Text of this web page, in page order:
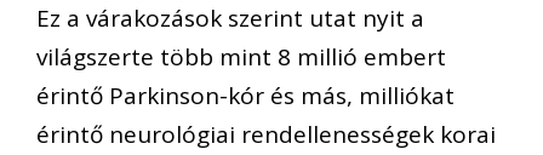
Ez a várakozások szerint utat nyit a
világszerte több mint 8 millió embert
érintő Parkinson-kór és más, milliókat
érintő neurológiai rendellenességek korai